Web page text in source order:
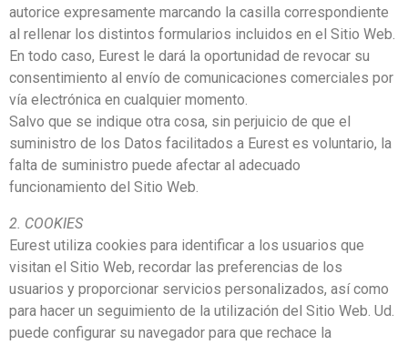
autorice expresamente marcando la casilla correspondiente
al rellenar los distintos formularios incluidos en el Sitio Web.
En todo caso, Eurest le dará la oportunidad de revocar su
consentimiento al envío de comunicaciones comerciales por
vía electrónica en cualquier momento.
Salvo que se indique otra cosa, sin perjuicio de que el
suministro de los Datos facilitados a Eurest es voluntario, la
falta de suministro puede afectar al adecuado
funcionamiento del Sitio Web.
2. COOKIES
Eurest utiliza cookies para identificar a los usuarios que
visitan el Sitio Web, recordar las preferencias de los
usuarios y proporcionar servicios personalizados, así como
para hacer un seguimiento de la utilización del Sitio Web. Ud.
puede configurar su navegador para que rechace la